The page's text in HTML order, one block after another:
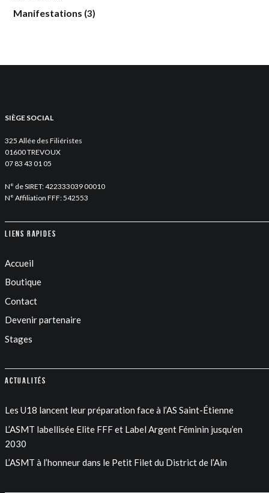
Manifestations (3)
SIÈGE SOCIAL
325 Allée des Filiéristes
01600 TREVOUX
07 83 43 01 05
N° de SIRET: 422333039 00010
N° Affiliation FFF: 542553
Liens rapides
Accueil
Boutique
Contact
Devenir partenaire
Stages
Actualités
Les U18 lancent leur préparation face à l’AS Saint-Étienne
L’ASMT labellisée Elite FFF et Label Argent Féminin jusqu’en
2030
L’ASMT à l’honneur dans le Petit Filet du District de l’Ain